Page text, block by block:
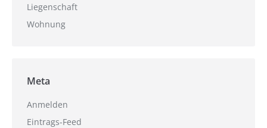
Liegenschaft
Wohnung
Meta
Anmelden
Eintrags-Feed